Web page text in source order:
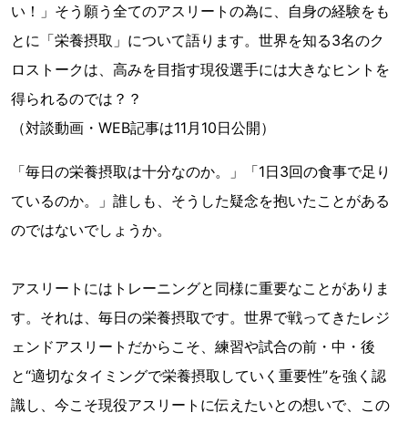
い！」そう願う全てのアスリートの為に、自身の経験をも
とに「栄養摂取」について語ります。世界を知る3名のク
ロストークは、高みを目指す現役選手には大きなヒントを
得られるのでは？？
（対談動画・WEB記事は11月10日公開）
「毎日の栄養摂取は十分なのか。」「1日3回の食事で足り
ているのか。」誰しも、そうした疑念を抱いたことがある
のではないでしょうか。
アスリートにはトレーニングと同様に重要なことがありま
す。それは、毎日の栄養摂取です。世界で戦ってきたレジ
ェンドアスリートだからこそ、練習や試合の前・中・後
と“適切なタイミングで栄養摂取していく重要性”を強く認
識し、今こそ現役アスリートに伝えたいとの想いで、この